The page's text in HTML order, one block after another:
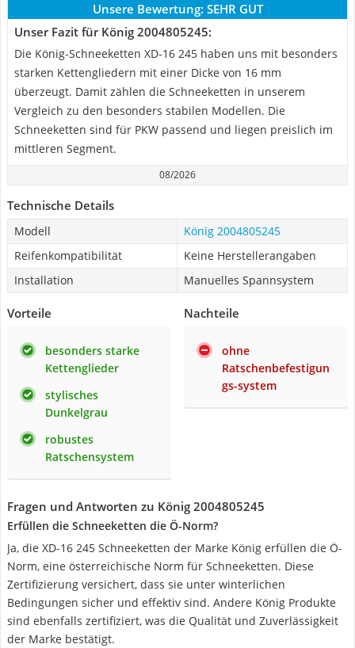
Unsere Bewertung: SEHR GUT
Unser Fazit für König 2004805245:
Die König-Schneeketten XD-16 245 haben uns mit besonders
starken Kettengliedern mit einer Dicke von 16 mm
überzeugt. Damit zählen die Schneeketten in unserem
Vergleich zu den besonders stabilen Modellen. Die
Schneeketten sind für PKW passend und liegen preislich im
mittleren Segment.
08/2026
Technische Details
Modell
König 2004805245
Reifenkompatibilität
Keine Herstellerangaben
Installation
Manuelles Spannsystem
Vorteile
besonders starke
Kettenglieder
stylisches
Dunkelgrau
robustes
Ratschensystem
Nachteile
ohne
Ratschenbefestigun
gs-system
Fragen und Antworten zu König 2004805245
Erfüllen die Schneeketten die Ö-Norm?
Ja, die XD-16 245 Schneeketten der Marke König erfüllen die Ö-
Norm, eine österreichische Norm für Schneeketten. Diese
Zertifizierung versichert, dass sie unter winterlichen
Bedingungen sicher und effektiv sind. Andere König Produkte
sind ebenfalls zertifiziert, was die Qualität und Zuverlässigkeit
der Marke bestätigt.